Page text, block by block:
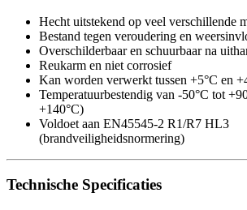
Hecht uitstekend op veel verschillende
Bestand tegen veroudering en
Overschilderbaar en schuurbaar na
Reukarm en niet corrosief
Kan worden verwerkt tussen +5°C en
Temperatuurbestendig van -50°C tot
+140°C)
Voldoet aan EN45545-2 R1/R7 HL3
(brandveiligheidsnormering)
Technische Specificaties